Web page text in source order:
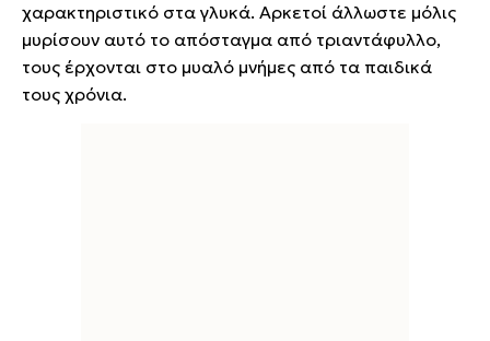
χαρακτηριστικό στα γλυκά. Αρκετοί άλλωστε μόλις
μυρίσουν αυτό το απόσταγμα από τριαντάφυλλο,
τους έρχονται στο μυαλό μνήμες από τα παιδικά
τους χρόνια.